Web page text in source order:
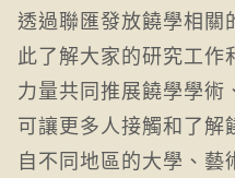
透過聯匯發放饒學相關
此了解大家的研究工作
力量共同推展饒學學術
可讓更多人接觸和了解
自不同地區的大學、